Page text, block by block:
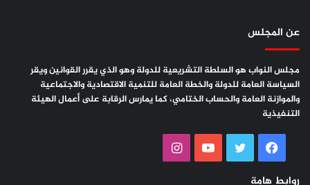
وعبر رئيس مجلس النواب، عن خالص التعازي وصادق المواساة
لاسرة الفقيد الزنداني الكريمة، ومحبيه ، والتجمع اليمني للإصلاح
بهذا المصاب الاليم..سائلاً المولى عز وجل أن يتغمده بواسع
رحمته، ويسكنه فسيح جناته، ويلهم أهله وذويه الصبر والسلوان،
إنا لله وإنا إليه راجعون
عن المجلس
مجلس النواب هو السلطة التشريعية للدولة وهو الذي يقرر القوانين ويقر
السياسة العامة للدولة والخطة العامة للتنمية الاقتصادية والاجتماعية
والموازنة العامة والحساب الختامي، كما يمارس الرقابة على أعمال الهيئة
التنفيذية
فيسبوك تويتر يوتيوب
روابط هامة